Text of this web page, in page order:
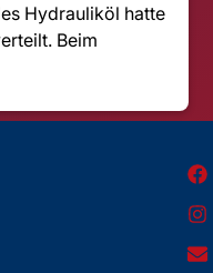
Hydrauliköl hatte
Beim